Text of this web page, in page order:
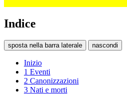
Indice
sposta nella barra laterale nascondi
Inizio
1 Eventi
2 Canonizzazioni
3 Nati e morti